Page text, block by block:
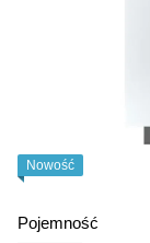
Nowość
Pojemność